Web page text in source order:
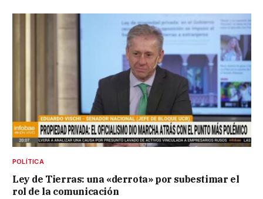
POLÍTICA
Ley de Tierras: una «derrota» por subestimar el
rol de la comunicación